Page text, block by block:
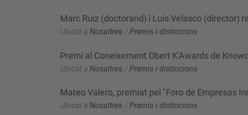
Marc Ruiz (doctorand) i Luis Velasco (director)
Ubicat a Nosaltres /Premis i distincions
Premi al Coneixement Obert K'Awards de
Ubicat a Nosaltres / Premis i distincions
Mateo Valero, premiat pel "Foro de Empresas
Ubicat a Nosaltres /Premis i distincions